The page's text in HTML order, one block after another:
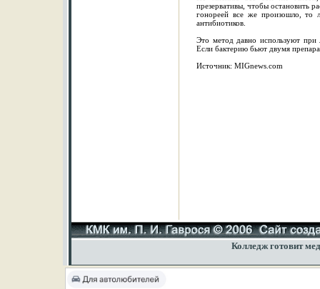
презервативы, чтобы остановить
гонореей все же произошло, то
антибиотиков.
Это метод давно используют при
Если бактерию бьют двумя
Источник: MIGnews.com
Колледж готовит